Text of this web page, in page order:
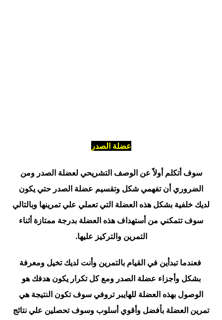
عضلة الصدر
سوف أتكلم أولاً عن الوصف التشريحي لعضلة الصدر ومن
الضروري أن تفهمي شكل وتقسيم عضلة الصدر حتي يكون
لديك خلفية بشكل هذه العضلة التي تعملي علي تمرينها وبالتالي
سوف تتمكني من أستهداف هذه العضلة بدرجة ممتازة أثناء
التمرين والتركيز عليها.
فعندما تبدأين في القيام بالتمرين وأنت لديك تخيل ومعرفة
بشكل وأجزاء عضلة الصدر ومع كل تكرار يكون هدفك هو
الوصول بهذه العضلة للهايبر تروفي سوف تكون النتيجة هي
تمرين العضلة بأفضل وأقوي أسلوب وسوف تحصلين علي نتائج